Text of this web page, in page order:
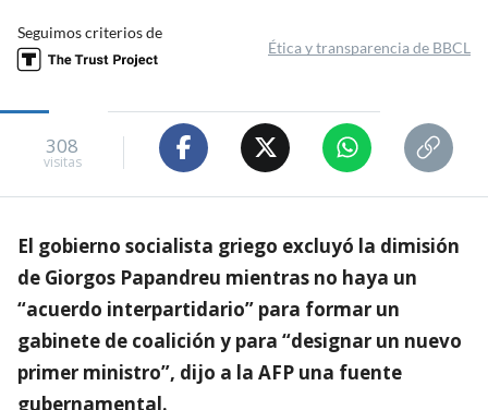
Seguimos criterios de
Ética y transparencia de BBCL
308
visitas
El gobierno socialista griego excluyó la dimisión
de Giorgos Papandreu mientras no haya un
“acuerdo interpartidario” para formar un
gabinete de coalición y para “designar un nuevo
primer ministro”, dijo a la AFP una fuente
gubernamental.